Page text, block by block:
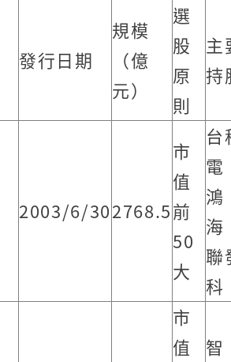
發行日期
規模
（億
元）
選
股
原
則
主
持
2003/6/302768.5
市
值
前
50
大
台
電
鴻
海
聯
科
市
值
智